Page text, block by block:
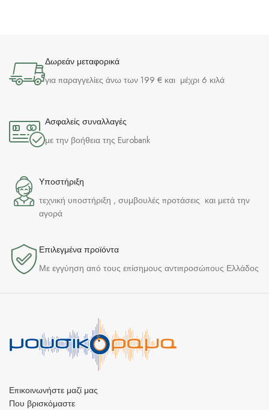
Δωρεάν μεταφορικά
για παραγγελίες άνω των 199 € και μέχρι 6 κιλά
Ασφαλείς συναλλαγές
με την βοήθεια της Eurobank
Υποστήριξη
τεχνική υποστήριξη , συμβουλές προτάσεις και μετά την
αγορά
Επιλεγμένα προϊόντα​
Με εγγύηση από τους επίσημους αντιπροσώπους Ελλάδος
Επικοινωνήστε μαζί μας
Που βρισκόμαστε